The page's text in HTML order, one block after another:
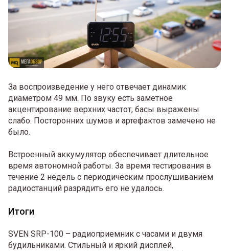
За воспроизведение у него отвечает динамик
диаметром 49 мм. По звуку есть заметное
акцентирование верхних частот, басы выражены
слабо. Посторонних шумов и артефактов замечено не
было.
Встроенный аккумулятор обеспечивает длительное
время автономной работы. За время тестирования в
течение 2 недель с периодическим прослушиванием
радиостанций разрядить его не удалось.
Итоги
SVEN SRP-100 – радиоприемник с часами и двумя
будильниками. Стильный и яркий дисплей,